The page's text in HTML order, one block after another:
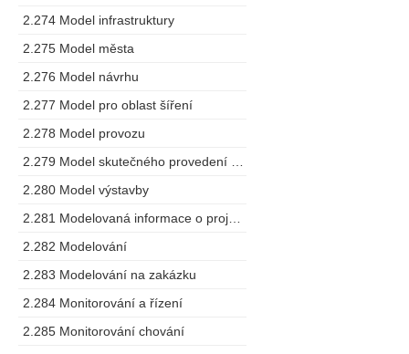
2.274 Model infrastruktury
2.275 Model města
2.276 Model návrhu
2.277 Model pro oblast šíření
2.278 Model provozu
2.280 Model výstavby
2.282 Modelování
2.283 Modelování na zakázku
2.284 Monitorování a řízení
2.285 Monitorování chování